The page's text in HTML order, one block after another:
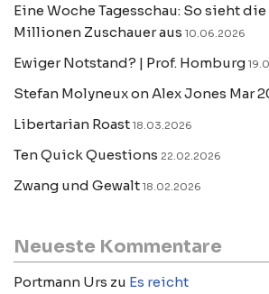
Eine Woche Tagesschau: So sieht
Millionen Zuschauer aus 10.06.2026
Ewiger Notstand? | Prof. Homburg
Stefan Molyneux on Alex Jones Mar
Libertarian Roast 18.03.2026
Ten Quick Questions 22.02.2026
Zwang und Gewalt 18.02.2026
Neueste Kommentare
Portmann Urs zu Es reicht